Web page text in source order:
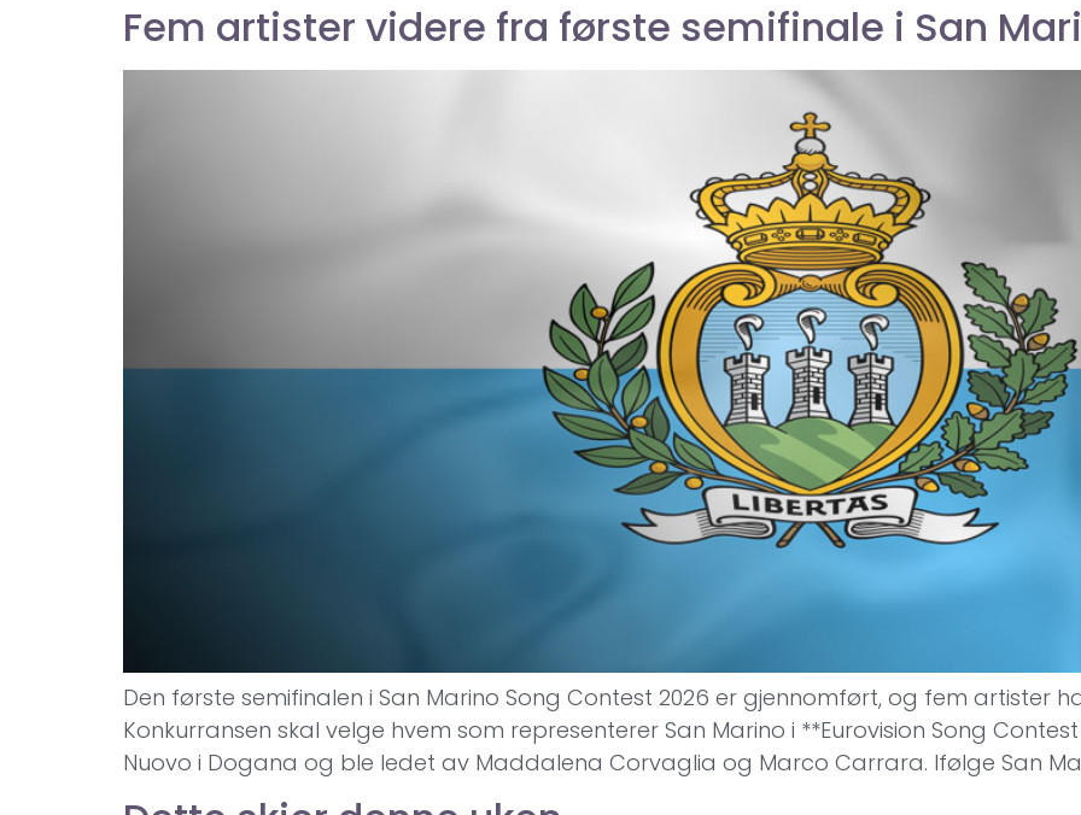
Fem artister videre fra første semifinale i San
Den første semifinalen i San Marino Song Contest 2026 er gjennomført, og fem artister
Konkurransen skal velge hvem som representerer San Marino i **Eurovision Song
Nuovo i Dogana og ble ledet av Maddalena Corvaglia og Marco Carrara. Ifølge San